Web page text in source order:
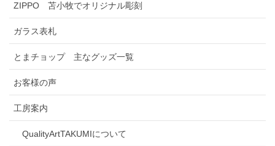
ZIPPO 苫小牧でオリジナル彫刻
ガラス表札
とまチョップ 主なグッズ一覧
お客様の声
工房案内
QualityArtTAKUMIについて